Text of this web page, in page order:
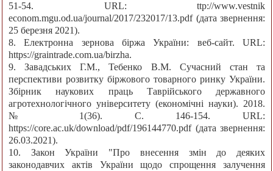
51-54. URL: ttp://www.vestnik
econom.mgu.od.ua/journal/2017/232017/13.pdf (дата звернення:
25 березня 2021).
8. Електронна зернова біржа України: веб-сайт. URL:
https://graintrade.com.ua/birzha.
9. Завадських Г.М., Тебенко В.М. Сучасний стан та
перспективи розвитку біржового товарного ринку України.
Збірник наукових праць Таврійського державного
агротехнологічного університету (економічні науки). 2018.
№ 1(36). С. 146-154. URL:
https://core.ac.uk/download/pdf/196144770.pdf (дата звернення:
26.03.2021).
10. Закон України "Про внесення змін до деяких
законодавчих актів України щодо спрощення залучення